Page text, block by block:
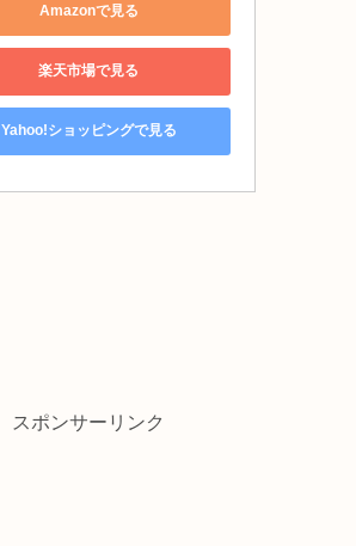
Amazonで見る
楽天市場で見る
Yahoo!ショッピングで見る
スポンサーリンク